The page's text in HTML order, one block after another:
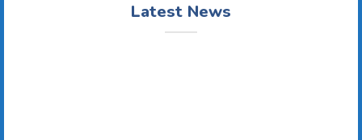
Latest News